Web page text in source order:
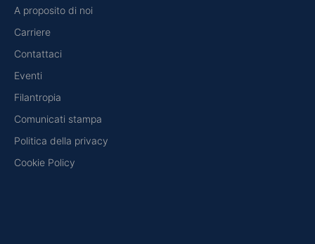
A proposito di noi
Carriere
Contattaci
Eventi
Filantropia
Comunicati stampa
Politica della privacy
Cookie Policy